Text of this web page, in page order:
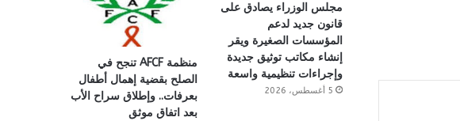
مجلس الوزراء يصادق على
قانون جديد لدعم
المؤسسات الصغيرة ويقر
إنشاء مكاتب توثيق جديدة
وإجراءات تنظيمية واسعة
5 أغسطس، 2026
منظمة AFCF تنجح في
الصلح بقضية إهمال أطفال
بعرفات.. وإطلاق سراح الأب
بعد اتفاق موثق